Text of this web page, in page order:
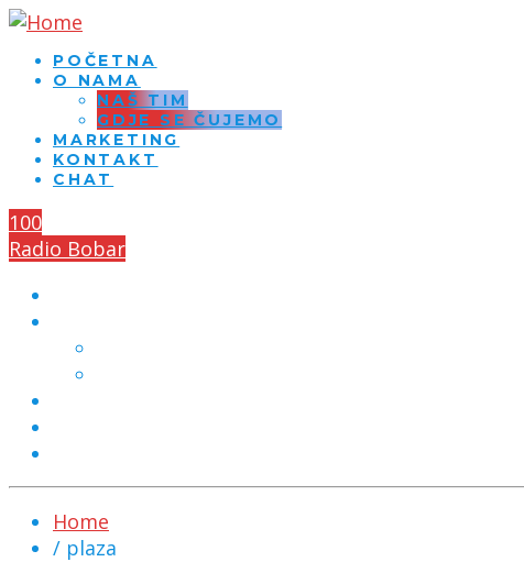
POČETNA
O NAMA
NAŠ TIM
GDJE SE ČUJEMO
MARKETING
KONTAKT
CHAT
100
Radio Bobar
Home
/ plaza